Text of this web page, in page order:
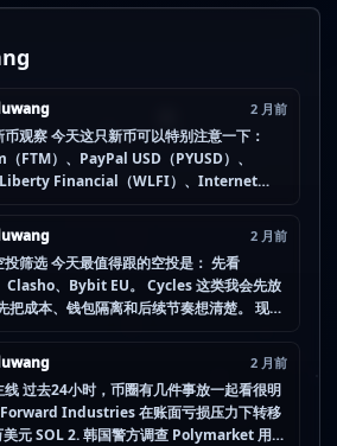
2 月前
观察 今天这只新币可以特别注意一下：
FTM）、PayPal USD（PYUSD）、
Financial（WLFI）、Internet
“热度是不是在回流”的样本。 这种时候最怕
2 月前
筛选 今天最值得跟的空投是： 先看
Clasho、Bybit EU。 Cycles 这类我会先放
把成本、钱包隔离和后续节奏想清楚。 现在
实。 mao.lu/today-airdrop-selecti… #空
2 月前
过去24小时，币圈有几件事放一起看很明
Industries 在账面亏损压力下转移
元 SOL 2. 韩国警方调查 Polymarket 用户